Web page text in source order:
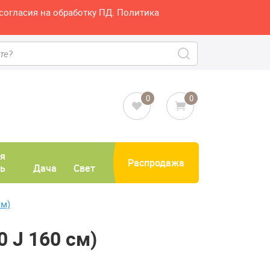
на обработку ПД. Политика
0 0
Дача Свет Распродажа
J 160 см)